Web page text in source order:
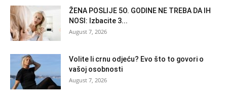
ŽENA POSLIJE 5O. GODINE NE TREBA DA IH
NOSI: Izbacite 3...
August 7, 2026
Volite li crnu odjeću? Evo što to govori o
vašoj osobnosti
August 7, 2026